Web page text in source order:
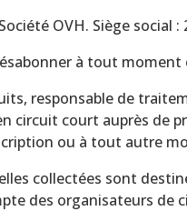
OVH. Siège social
à tout
responsable de
circuit court auprès de
ou à tout autre
collectées sont
des organisateurs